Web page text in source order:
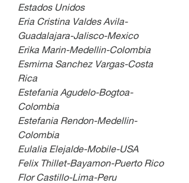
Estados Unidos
Eria Cristina Valdes Avila-
Guadalajara-Jalisco-Mexico
Erika Marin-Medellin-Colombia
Esmirna Sanchez Vargas-Costa
Rica
Estefania Agudelo-Bogtoa-
Colombia
Estefania Rendon-Medellin-
Colombia
Eulalia Elejalde-Mobile-USA
Felix Thillet-Bayamon-Puerto Rico
Flor Castillo-Lima-Peru